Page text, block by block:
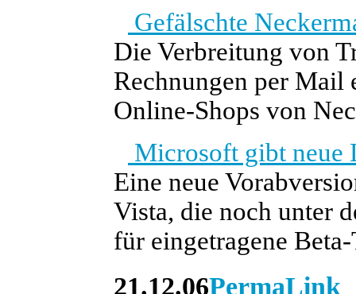
Gefälschte
Die Verbreitung von
Rechnungen per Mail
Online-Shops von
Microsoft gibt neue
Eine neue
Vista, die noch unter
für eingetragene
21.12.06PermaLink